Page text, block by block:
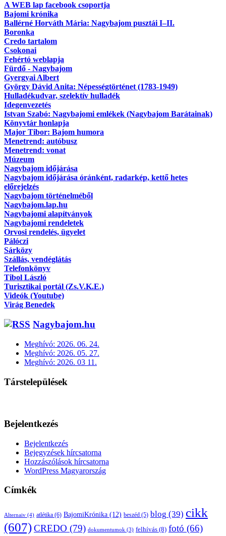
A WEB lap facebook csoportja
Bajomi krónika
Ballérné Horváth Mária: Nagybajom pusztái I–II.
Boronka
Credo tartalom
Csokonai
Fehértó weblapja
Fürdő - Nagybajom
Gyergyai Albert
György Dávid Anita: Népességtörténet (1783-1949)
Hulladékudvar, szelektív hulladék
Idegenvezetés
Istvan Szabó: Nagybajomi emlékek (Nagybajom Barátainak)
Könyvtár honlapja
Major Tibor: Bajom humora
Menetrend: autóbusz
Menetrend: vonat
Múzeum
Nagybajom időjárása
Nagybajom időjárása óránként, radarkép, kettő hetes
előrejelzés
Nagybajom történelméből
Nagybajom.lap.hu
Nagybajomi alapítványok
Nagybajomi rendeletek
Orvosi rendelés, ügyelet
Pálóczi
Sárközy
Szállás, vendéglátás
Telefonkönyv
Tibol László
Turisztikai portál (Zs.V.K.E.)
Videók (Youtube)
Virág Benedek
Nagybajom.hu
Meghívó: 2026. 06. 24.
Meghívó: 2026. 05. 27.
Meghívó: 2026. 03 11.
Társtelepülések
Bejelentkezés
Bejelentkezés
Bejegyzések hírcsatorna
Hozzászólások hírcsatorna
WordPress Magyarország
Címkék
Alternaiv (4) atlétika (6) BajomiKrónika (12) beszéd (5) blog (39) cikk
(607)CREDO (79) dokumentumok (3) felhívás (8) fotó (66)